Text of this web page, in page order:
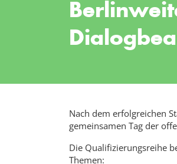
Nach dem erfolgreichen
gemeinsamen Tag der
Die Qualifizierungsreihe
Themen: